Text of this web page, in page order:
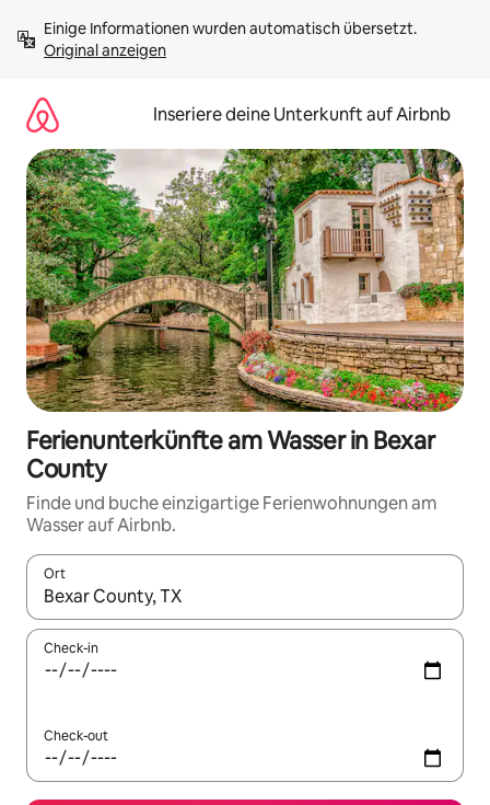
Inhalten
springenOriginal anzeigen
Inseriere deine Unterkunft auf Airbnb
Ferienunterkünfte am Wasser in Bexar
County
Finde und buche einzigartige Ferienwohnungen am
Wasser auf Airbnb.
Ort
Wenn Ergebnisse verfügbar sind, navigiere mit den
Check-in
Check-out